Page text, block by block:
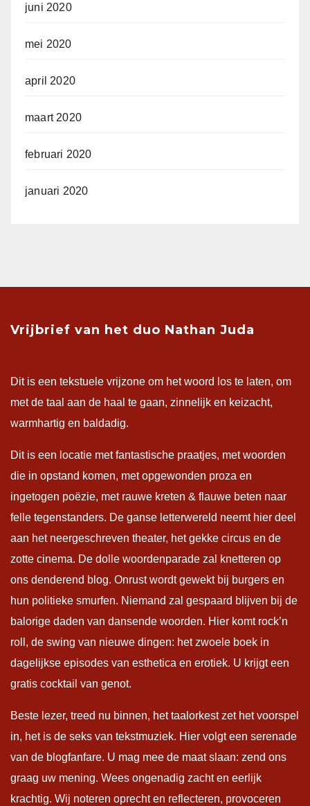
juni 2020
mei 2020
april 2020
maart 2020
februari 2020
januari 2020
Vrijbrief van het duo Nathan Juda
Dit is een tekstuele vrijzone om het woord los te laten, om
met de taal aan de haal te gaan, zinnelijk en keizacht,
warmhartig en baldadig.
Dit is een locatie met fantastische praatjes, met woorden
die in opstand komen, met opgewonden proza en
ingetogen poëzie, met rauwe kreten & flauwe beten naar
felle tegenstanders. De ganse letterwereld neemt hier deel
aan het neergeschreven theater, het gekke circus en de
zotte cinema. De dolle woordenparade zal knetteren op
ons denderend blog. Onrust wordt gewekt bij burgers en
hun politieke smurfen. Niemand zal gespaard blijven bij de
balorige daden van dansende woorden. Hier komt rock’n
roll, de swing van nieuwe dingen: het zwoele boek in
dagelijkse episodes van esthetica en erotiek. U krijgt een
gratis cocktail van genot.
Beste lezer, treed nu binnen, het taalorkest zet het voorspel
in, het is de seks van tekstmuziek. Hier volgt een serenade
van de blogfanfare. U mag mee de maat slaan: zend ons
graag uw mening. Wees ongenadig zacht en eerlijk
krachtig. Wij noteren oprecht en reflecteren, provoceren